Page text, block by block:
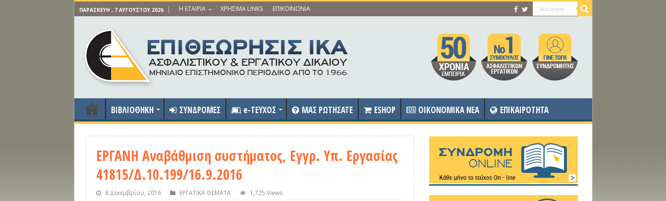
ΠΑΡΑΣΚΕΥΉ , 7 ΑΥΓΟΎΣΤΟΥ 2026 Η ΕΤΑΙΡΙΑ ΧΡΗΣΙΜΑ LINKS ΕΠΙΚΟΙΝΩΝΙΑ
ΒΙΒΛΙΟΘΗΚΗ ΣΥΝΔΡΟΜΕΣ e-ΤΕΥΧΟΣ ΜΑΣ ΡΩΤΗΣΑΤΕ ESHOP OIKONOMIKA NEA ΕΠΙΚΑΙΡΟΤΗΤΑ
ΕΡΓΑΝΗ Αναβάθμιση συστήματος, Εγγρ. Υπ. Εργασίας
41815/Δ.10.199/16.9.2016
8 Δεκεμβρίου, 2016 ΕΡΓΑΤΙΚΑ ΘΕΜΑΤΑ 1,725 Views